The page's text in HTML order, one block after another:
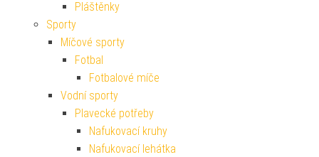
Pláštěnky
Sporty
Míčové sporty
Fotbal
Fotbalové míče
Vodní sporty
Plavecké potřeby
Nafukovací kruhy
Nafukovací lehátka